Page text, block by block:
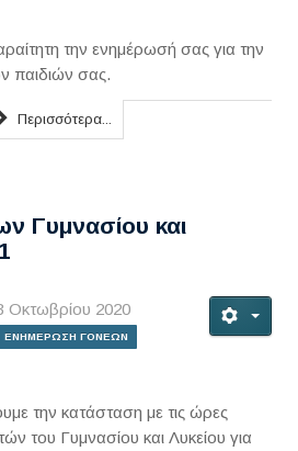
την ενημέρωσή σας για την
παιδιών σας.
Περισσότερα...
Γυμνασίου και
Οκτωβρίου 2020
ΕΝΗΜΕΡΩΣΗ ΓΟΝΕΩΝ
την κατάσταση με τις ώρες
του Γυμνασίου και Λυκείου για